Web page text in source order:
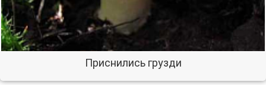
Приснились грузди